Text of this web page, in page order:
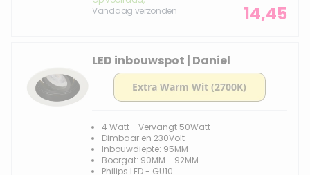
Vandaag verzonden
14,45
LED inbouwspot | Daniel
4 Watt - Vervangt 50Watt
Dimbaar en 230Volt
Inbouwdiepte: 95MM
Boorgat: 90MM - 92MM
Philips LED - GU10